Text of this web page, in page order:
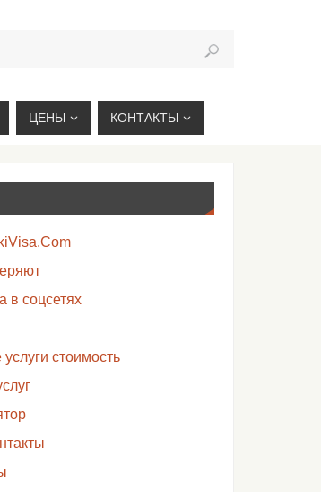
ЦЕНЫ КОНТАКТЫ
в соцсетях
стоимость